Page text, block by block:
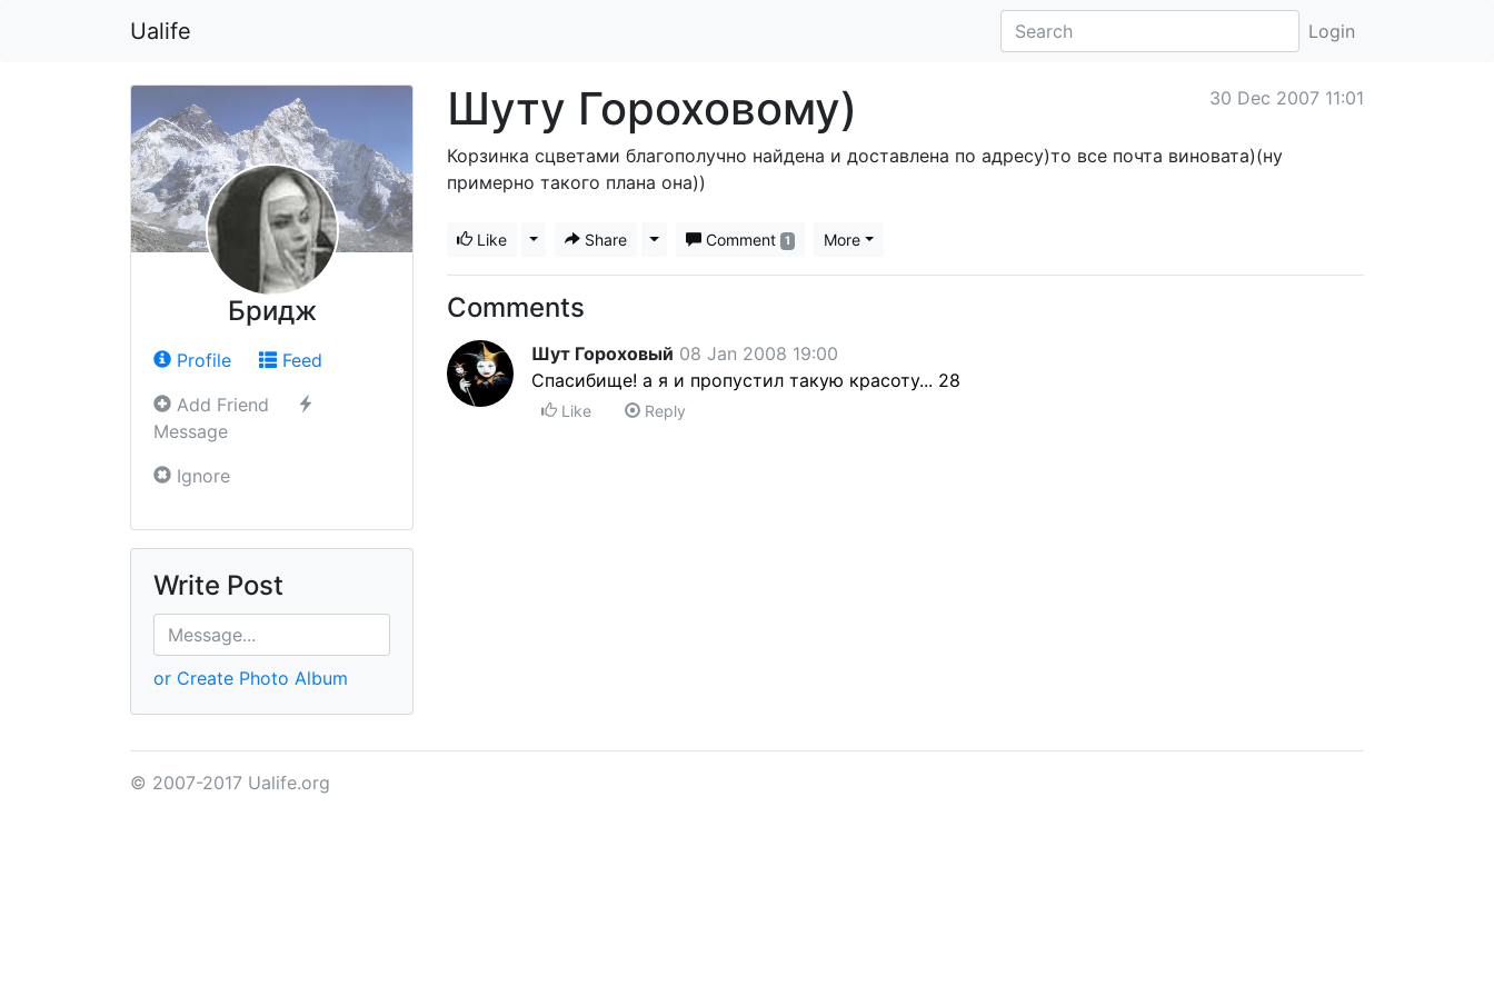
Ualife Login
Бридж
Profile
Feed
Add Friend
Message
Ignore
Write Post
or Create Photo Album
30 Dec 2007 11:01
Шуту Гороховому)
Корзинка сцветами благополучно найдена и доставлена по адресу)то все почта виновата)(ну
примерно такого плана она))
Like Toggle Dropdown
Share Toggle Dropdown
Comment 1 More
Comments
Шут Гороховый 08 Jan 2008 19:00
Спасибище! а я и пропустил такую красоту... 28
Like Reply
© 2007-2017 Ualife.org